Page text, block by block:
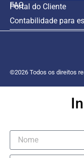
FAQ
Contabilidade para
Portal do Cliente
©2026 Todos os direitos